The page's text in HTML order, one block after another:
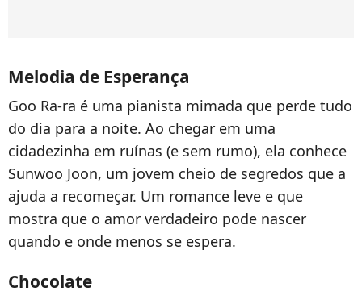
Melodia de Esperança
Goo Ra-ra é uma pianista mimada que perde tudo
do dia para a noite. Ao chegar em uma
cidadezinha em ruínas (e sem rumo), ela conhece
Sunwoo Joon, um jovem cheio de segredos que a
ajuda a recomeçar. Um romance leve e que
mostra que o amor verdadeiro pode nascer
quando e onde menos se espera.
Chocolate